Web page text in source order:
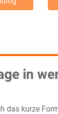
in
das kurze